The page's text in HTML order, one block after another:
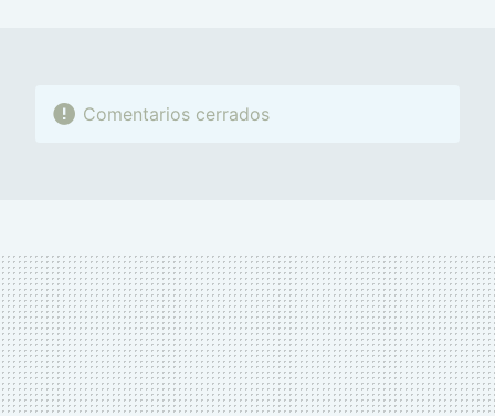
Comentarios cerrados